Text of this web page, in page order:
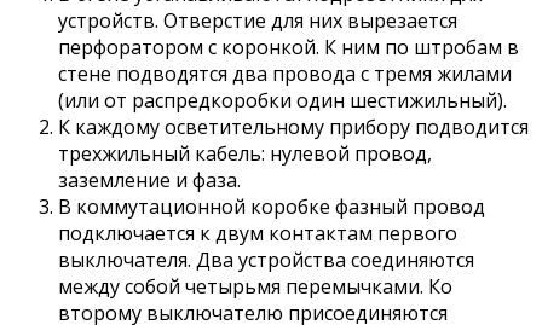
устройств. Отверстие для них вырезается
перфоратором с коронкой. К ним по штробам в
стене подводятся два провода с тремя жилами
(или от распредкоробки один шестижильный).
К каждому осветительному прибору подводится
трехжильный кабель: нулевой провод,
заземление и фаза.
В коммутационной коробке фазный провод
подключается к двум контактам первого
выключателя. Два устройства соединяются
между собой четырьмя перемычками. Ко
второму выключателю присоединяются